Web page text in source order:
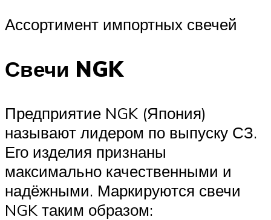
Ассортимент импортных свечей
Свечи NGK
Предприятие NGK (Япония)
называют лидером по выпуску СЗ.
Его изделия признаны
максимально качественными и
надёжными. Маркируются свечи
NGK таким образом: